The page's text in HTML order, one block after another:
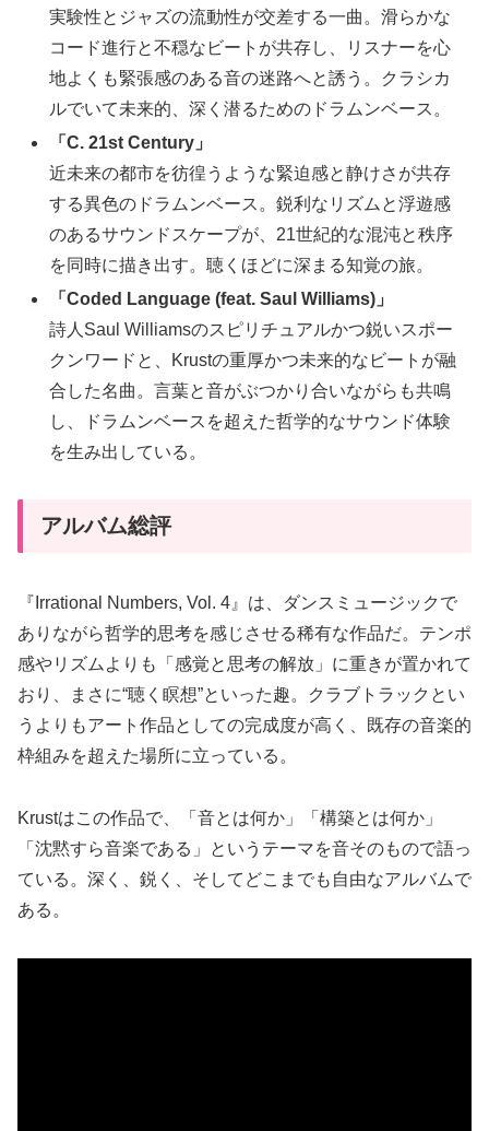
実験性とジャズの流動性が交差する一曲。滑らかな
コード進行と不穏なビートが共存し、リスナーを心
地よくも緊張感のある音の迷路へと誘う。クラシカ
ルでいて未来的、深く潜るためのドラムンベース。
「C. 21st Century」
近未来の都市を彷徨うような緊迫感と静けさが共存
する異色のドラムンベース。鋭利なリズムと浮遊感
のあるサウンドスケープが、21世紀的な混沌と秩序
を同時に描き出す。聴くほどに深まる知覚の旅。
「Coded Language (feat. Saul Williams)」
詩人Saul Williamsのスピリチュアルかつ鋭いスポー
クンワードと、Krustの重厚かつ未来的なビートが融
合した名曲。言葉と音がぶつかり合いながらも共鳴
し、ドラムンベースを超えた哲学的なサウンド体験
を生み出している。
アルバム総評
『Irrational Numbers, Vol. 4』は、ダンスミュージックで
ありながら哲学的思考を感じさせる稀有な作品だ。テンポ
感やリズムよりも「感覚と思考の解放」に重きが置かれて
おり、まさに“聴く瞑想”といった趣。クラブトラックとい
うよりもアート作品としての完成度が高く、既存の音楽的
枠組みを超えた場所に立っている。
Krustはこの作品で、「音とは何か」「構築とは何か」
「沈黙すら音楽である」というテーマを音そのもので語っ
ている。深く、鋭く、そしてどこまでも自由なアルバムで
ある。